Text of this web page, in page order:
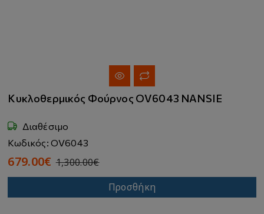
Κυκλοθερμικός Φούρνος OV6043 NANSIE
Διαθέσιμο
Κωδικός: OV6043
679.00€ 1,300.00€
Προσθήκη